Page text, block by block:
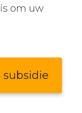
om uw
subsidie